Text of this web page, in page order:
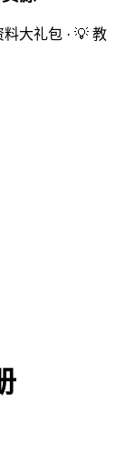
大礼包 · 💡 教